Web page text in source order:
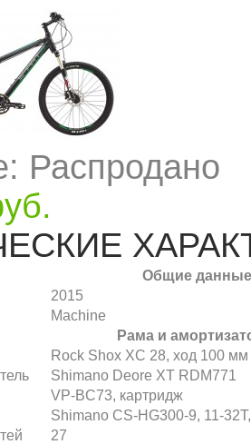
Распродано
Общие данные
2015
Machine
Рама и
Rock Shox XC 28, ход 100 мм
Shimano Deore XT RDM771
VP-BC73, картридж
Shimano CS-HG300-9, 11-
27